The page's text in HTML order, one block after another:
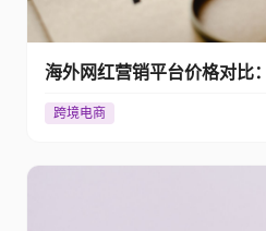
海外网红营销平台价格对比
跨境电商